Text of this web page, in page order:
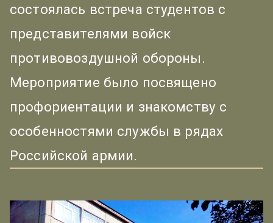
состоялась встреча студентов с
представителями войск
противовоздушной обороны.
Мероприятие было посвящено
профориентации и знакомству с
особенностями службы в рядах
Российской армии.